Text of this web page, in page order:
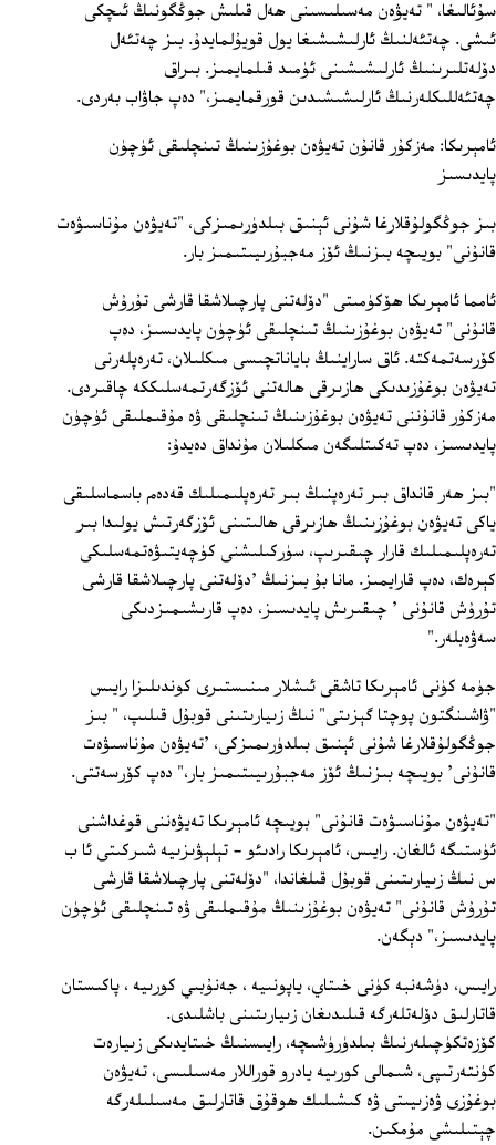
سۇئالىغا، " تەيۋەن مەسىلىسىنى ھەل قىلىش جوڭگونىڭ ئىچكى
ئىشى. چەتئەلنىڭ ئارلىشىشىغا يول قويۇلمايدۇ. بىز چەتئەل
دۆلەتلىرىنىڭ ئارلىشىشىنى ئۈمىد قىلمايمىز. بىراق
چەتئەللىكلەرنىڭ ئارلىشىشىدىن قورقمايمىز،" دەپ جاۋاب بەردى.
ئامېرىكا: مەزكۇر قانۇن تەيۋەن بوغۇزىنىڭ تىنچلىقى ئۈچۈن
پايدىسىز
بىز جوڭگولۇقلارغا شۇنى ئېنىق بىلدۈرىمىزكى، "تەيۋەن مۇناسىۋەت
قانۇنى" بويىچە بىزنىڭ ئۆز مەجبۇرىيىتىمىز بار.
ئامما ئامېرىكا ھۆكۈمىتى "دۆلەتنى پارچىلاشقا قارشى تۇرۇش
قانۇنى" تەيۋەن بوغۇزىنىڭ تىنچلىقى ئۈچۈن پايدىسىز، دەپ
كۆرسەتمەكتە. ئاق ساراينىڭ باياناتچىسى مىكلىلان، تەرەپلەرنى
تەيۋەن بوغۇزىدىكى ھازىرقى ھالەتنى ئۆزگەرتمەسلىككە چاقىردى.
مەزكۇر قانۇننى تەيۋەن بوغۇزىنىڭ تىنچلىقى ۋە مۇقىملىقى ئۈچۈن
پايدىسىز، دەپ تەكىتلىگەن مىكلىلان مۇنداق دەيدۇ:
"بىز ھەر قانداق بىر تەرەپنىڭ بىر تەرەپلىمىلىك قەدەم باسماسلىقى
ياكى تەيۋەن بوغۇزىنىڭ ھازىرقى ھالىتىنى ئۆزگەرتىش يولىدا بىر
تەرەپلىمىلىك قارار چىقىرىپ، سۈركىلىشنى كۈچەيتىۋەتمەسلىكى
كېرەك، دەپ قارايمىز. مانا بۇ بىزنىڭ 'دۆلەتنى پارچىلاشقا قارشى
تۇرۇش قانۇنى ' چىقىرىش پايدىسىز، دەپ قارىشىمىزدىكى
سەۋەبلەر."
جۈمە كۈنى ئامېرىكا تاشقى ئىشلار مىنىستىرى كوندىلىزا رايىس
"ۋاشىنگتون پوچتا گېزىتى" نىڭ زىيارىتىنى قوبۇل قىلىپ، " بىز
جوڭگولۇقلارغا شۇنى ئېنىق بىلدۈرىمىزكى، 'تەيۋەن مۇناسىۋەت
قانۇنى' بويىچە بىزنىڭ ئۆز مەجبۇرىيىتىمىز بار،" دەپ كۆرسەتتى.
"تەيۋەن مۇناسىۋەت قانۇنى" بويىچە ئامېرىكا تەيۋەننى قوغداشنى
ئۈستىگە ئالغان. رايىس، ئامېرىكا رادىئو - تېلېۋىزىيە شىركىتى ئا ب
س نىڭ زىيارىتىنى قوبۇل قىلغاندا، "دۆلەتنى پارچىلاشقا قارشى
تۇرۇش قانۇنى" تەيۋەن بوغۇزىنىڭ مۇقىملىقى ۋە تىنچلىقى ئۈچۈن
پايدىسىز،" دېگەن.
رايىس، دۈشەنبە كۈنى خىتاي، ياپونىيە ، جەنۇبىي كورىيە ، پاكىستان
قاتارلىق دۆلەتلەرگە قىلىدىغان زىيارىتىنى باشلىدى.
كۆزەتكۈچىلەرنىڭ بىلدۈرۈشىچە، رايىسنىڭ خىتايدىكى زىيارەت
كۈنتەرتىپى، شىمالى كورىيە يادرو قوراللار مەسىلىسى، تەيۋەن
بوغۇزى ۋەزىيىتى ۋە كىشىلىك ھوقۇق قاتارلىق مەسىلىلەرگە
چېتىلىشى مۇمكىن.